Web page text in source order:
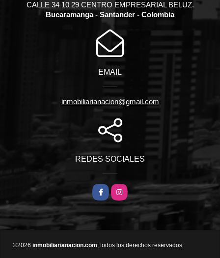
CALLE 34 10 29 CENTRO EMPRESARIAL BELUZ.
Bucaramanga - Santander - Colombia
EMAIL
inmobiliarianacion@gmail.com
REDES SOCIALES
FacebookInstagram
©2026 inmobiliarianacion.com, todos los derechos reservados.